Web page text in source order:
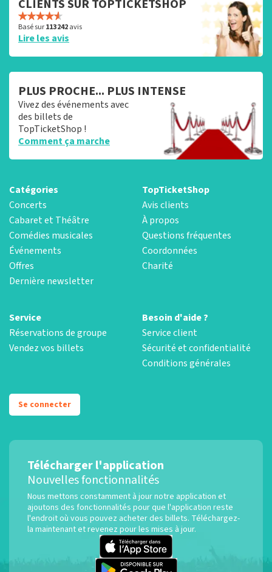
CLIENTS SUR TOPTICKETSHOP
Basé sur113 242avis
Lire les avis
PLUS PROCHE... PLUS INTENSE
Vivez des événements avec
des billets de
TopTicketShop !
Comment ça marche
Catégories
Concerts
Cabaret et Théâtre
Comédies musicales
Événements
Offres
Dernière newsletter
TopTicketShop
Avis clients
À propos
Questions fréquentes
Coordonnées
Charité
Service
Réservations de groupe
Vendez vos billets
Besoin d'aide ?
Service client
Sécurité et confidentialité
Conditions générales
Se connecter
Télécharger l'application
Nouvelles fonctionnalités
Nous mettons constamment à jour notre application et
ajoutons des fonctionnalités pour que l'application reste
l'endroit où vous pouvez acheter des billets. Téléchargez-
la maintenant et revenez pour les mises à jour.